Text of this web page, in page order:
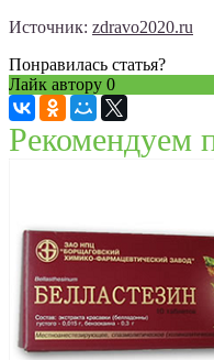
Источник: zdravo2020.ru
Понравилась статья?
Лайк автору 0
Рекомендуем